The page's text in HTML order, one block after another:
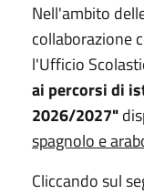
Nell'ambito
collaborazione
l'Ufficio
ai percorsi di
2026/2027"
spagnolo e
Cliccando sul